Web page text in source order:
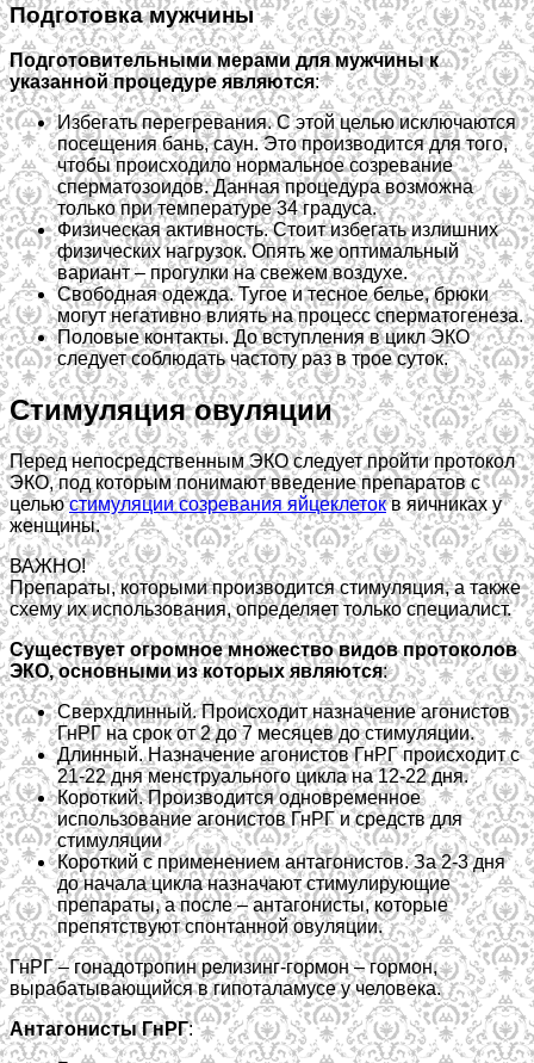
Подготовка мужчины
Подготовительными мерами для мужчины к
указанной процедуре являются:
Избегать перегревания. С этой целью исключаются
посещения бань, саун. Это производится для того,
чтобы происходило нормальное созревание
сперматозоидов. Данная процедура возможна
только при температуре 34 градуса.
Физическая активность. Стоит избегать излишних
физических нагрузок. Опять же оптимальный
вариант – прогулки на свежем воздухе.
Свободная одежда. Тугое и тесное белье, брюки
могут негативно влиять на процесс сперматогенеза.
Половые контакты. До вступления в цикл ЭКО
следует соблюдать частоту раз в трое суток.
Стимуляция овуляции
Перед непосредственным ЭКО следует пройти протокол
ЭКО, под которым понимают введение препаратов с
цельюстимуляции созревания яйцеклетокв яичниках у
женщины.
ВАЖНО!
Препараты, которыми производится стимуляция, а также
схему их использования, определяет только специалист.
Существует огромное множество видов протоколов
ЭКО, основными из которых являются:
Сверхдлинный. Происходит назначение агонистов
ГнРГ на срок от 2 до 7 месяцев до стимуляции.
Длинный. Назначение агонистов ГнРГ происходит с
21-22 дня менструального цикла на 12-22 дня.
Короткий. Производится одновременное
использование агонистов ГнРГ и средств для
стимуляции
Короткий с применением антагонистов. За 2-3 дня
до начала цикла назначают стимулирующие
препараты, а после – антагонисты, которые
препятствуют спонтанной овуляции.
ГнРГ – гонадотропин релизинг-гормон – гормон,
вырабатывающийся в гипоталамусе у человека.
Антагонисты ГнРГ: